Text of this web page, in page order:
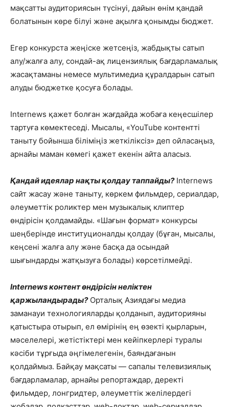
мақсатты аудиториясын түсінуі, дайын өнім қандай
болатынын көре білуі және ақылға қонымды бюджет.
Егер конкурста жеңіске жетсеңіз, жабдықты сатып
алу/жалға алу, сондай-ақ лицензиялық бағдарламалық
жасақтаманы немесе мультимедиа құралдарын сатып
алуды бюджетке қосуға болады.
Internews қажет болған жағдайда жобаға кеңесшілер
тартуға көмектеседі. Мысалы, «YouTube контентті
таныту бойынша біліміңіз жеткіліксіз» деп ойласаңыз,
арнайы маман көмегі қажет екенін айта аласыз.
Қандай идеялар нақты қолдау таппайды?Internews
сайт жасау және таныту, көркем фильмдер, сериалдар,
әлеуметтік роликтер мен музыкалық клиптер
өндірісін қолдамайды. «Шағын формат» конкурсы
шеңберінде институционалды қолдау (бұған, мысалы,
кеңсені жалға алу және басқа да осындай
шығындарды жатқызуға болады) көрсетілмейді.
Internews контент өндірісін неліктен
қаржыландырады?Орталық Азиядағы медиа
заманауи технологияларды қолданып, аудиторияны
қатыстыра отырып, ел өмірінің ең өзекті қырларын,
мәселелері, жетістіктері мен кейіпкерлері туралы
кәсіби тұрғыда әңгімелегенін, баяндағанын
қолдаймыз. Байқау мақсаты — сапалы телевизиялық
бағдарламалар, арнайы репортаждар, деректі
фильмдер, лонгридтер, әлеуметтік желілердегі